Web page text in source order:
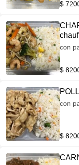
$
con
$
con
$